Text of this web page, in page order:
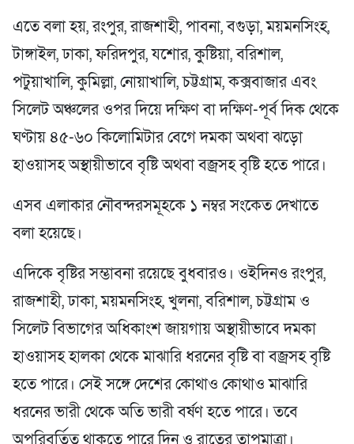
এতে বলা হয়, রংপুর, রাজশাহী, পাবনা, বগুড়া, ময়মনসিংহ,
টাঙ্গাইল, ঢাকা, ফরিদপুর, যশোর, কুষ্টিয়া, বরিশাল,
পটুয়াখালি, কুমিল্লা, নোয়াখালি, চট্টগ্রাম, কক্সবাজার এবং
সিলেট অঞ্চলের ওপর দিয়ে দক্ষিণ বা দক্ষিণ-পূর্ব দিক থেকে
ঘণ্টায় ৪৫-৬০ কিলোমিটার বেগে দমকা অথবা ঝড়ো
হাওয়াসহ অস্থায়ীভাবে বৃষ্টি অথবা বজ্রসহ বৃষ্টি হতে পারে।
এসব এলাকার নৌবন্দরসমূহকে ১ নম্বর সংকেত দেখাতে
বলা হয়েছে।
এদিকে বৃষ্টির সম্ভাবনা রয়েছে বুধবারও। ওইদিনও রংপুর,
রাজশাহী, ঢাকা, ময়মনসিংহ, খুলনা, বরিশাল, চট্টগ্রাম ও
সিলেট বিভাগের অধিকাংশ জায়গায় অস্থায়ীভাবে দমকা
হাওয়াসহ হালকা থেকে মাঝারি ধরনের বৃষ্টি বা বজ্রসহ বৃষ্টি
হতে পারে। সেই সঙ্গে দেশের কোথাও কোথাও মাঝারি
ধরনের ভারী থেকে অতি ভারী বর্ষণ হতে পারে। তবে
অপরিবর্তিত থাকতে পারে দিন ও রাতের তাপমাত্রা।